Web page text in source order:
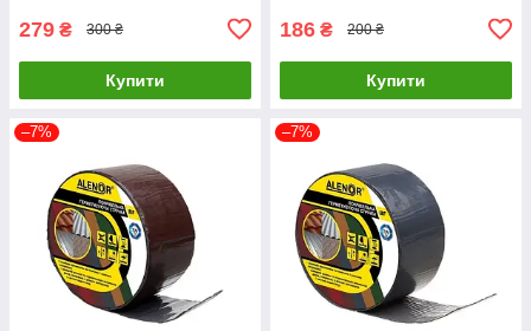
279 ₴ 300 ₴
Купити
186 ₴ 200 ₴
Купити
–7% –7%